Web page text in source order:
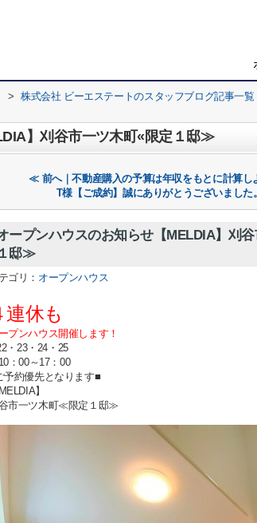
> 株式会社 ビーエステートのスタッフブログ記事一覧
】刈谷市一ツ木町«限定１邸≫
≪ 前へ｜不動産購入の予算は年収をもとに計算し
T様【ご成約】誠にありがとうございまし
ープンハウスのお知らせ【MELDIA】刈
１邸≫
ゴリ： オープンハウス
連休も
プンハウス開催します！
・23・24・25
：00～17：00
予約優先となります■
MELDIA】
市一ツ木町≪限定１邸≫